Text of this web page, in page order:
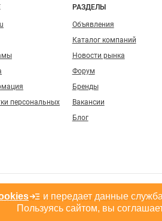
персональных
РАЗДЕЛЫ
Объявления
Каталог компаний
Новости рынка
Форум
Бренды
Вакансии
Блог
только при размещении активной
и передает данные
Пользуясь сайтом, вы